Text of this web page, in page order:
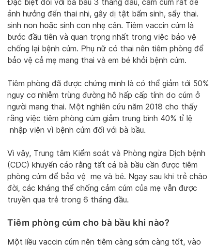
Đặc biệt đối với bà bầu 3 tháng đầu, cảm cúm rất dễ
ảnh hưởng đến thai nhi, gây dị tật bẩm sinh, sẩy thai.
sinh non hoặc sinh con nhẹ cân. Tiêm vaccin cúm là
bước đầu tiên và quan trọng nhất trong việc bảo vệ
chống lại bệnh cúm. Phụ nữ có thai nên tiêm phòng để
bảo vệ cả mẹ mang thai và em bé khỏi bệnh cúm.
Tiêm phòng đã được chứng minh là có thể giảm tới 50%
nguy cơ nhiễm trùng đường hô hấp cấp tính do cúm ở
người mang thai. Một nghiên cứu năm 2018 cho thấy
rằng việc tiêm phòng cúm giảm trung bình 40% tỉ lệ
nhập viện vì bệnh cúm đối với bà bầu.
Vì vậy, Trung tâm Kiểm soát và Phòng ngừa Dịch bệnh
(CDC) khuyến cáo rằng tất cả bà bầu cần được tiêm
phòng cúm để bảo vệ mẹ và bé. Ngay sau khi trẻ chào
đời, các kháng thể chống cảm cúm của mẹ vẫn được
truyền qua trẻ trong 6 tháng đầu.
Tiêm phòng cúm cho bà bầu khi nào?
Một liều vaccin cúm nên tiêm càng sớm càng tốt, vào